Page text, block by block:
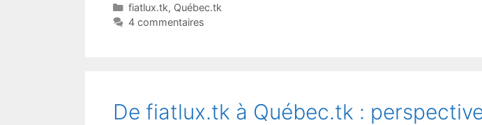
fiatlux.tk, Québec.tk
4 commentaires
De fiatlux.tk à Québec.tk :